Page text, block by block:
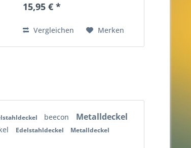
15,95 € *
Vergleichen Merken
beecon Metalldeckel
Edelstahldeckel Metalldeckel